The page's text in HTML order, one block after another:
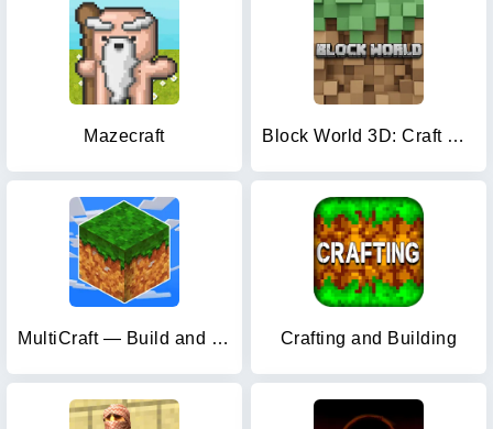
Mazecraft Block World 3D: Craft & Build
MultiCraft — Build and Mine! Crafting and Building